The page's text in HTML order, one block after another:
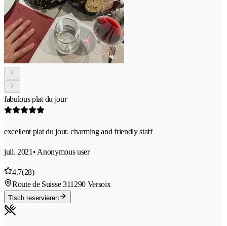
fabulous plat du jour
excellent plat du jour. charming and friendly staff
juil. 2021 • Anonymous user
4.7(28)
Route de Suisse 311290 Versoix
Tisch reservieren